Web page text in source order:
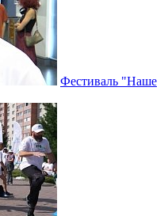
Фестиваль "Наше